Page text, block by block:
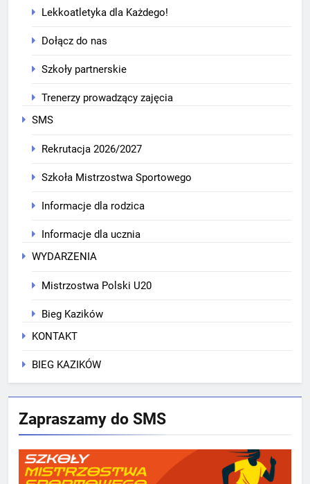
Lekkoatletyka dla Każdego!
Dołącz do nas
Szkoły partnerskie
Trenerzy prowadzący zajęcia
SMS
Rekrutacja 2026/2027
Szkoła Mistrzostwa Sportowego
Informacje dla rodzica
Informacje dla ucznia
WYDARZENIA
Mistrzostwa Polski U20
Bieg Kazików
KONTAKT
BIEG KAZIKÓW
Zapraszamy do SMS